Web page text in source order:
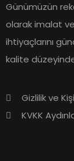
Günümüzün
olarak imalat
ihtiyaçlarını
kalite
Gizlilik ve
KVKK